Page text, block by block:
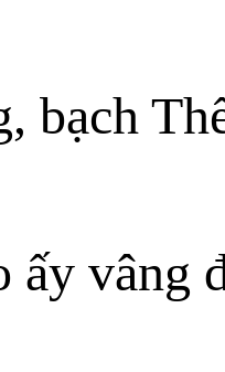
bạch
ấy vâng